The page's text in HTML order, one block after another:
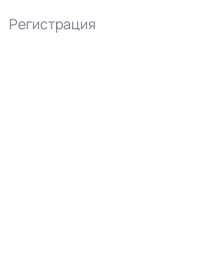
Регистрация